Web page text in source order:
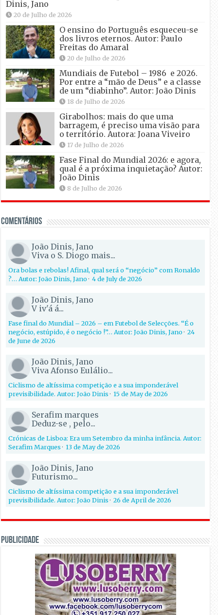
Dinis, Jano
20 de Julho de 2026
O ensino do Português esqueceu-se
dos livros eternos. Autor: Paulo
Freitas do Amaral
20 de Julho de 2026
Mundiais de Futebol – 1986 e 2026.
Por entre a “mão de Deus” e a classe
de um “diabinho”. Autor: João Dinis
18 de Julho de 2026
Girabolhos: mais do que uma
barragem, é preciso uma visão para
o território. Autora: Joana Viveiro
17 de Julho de 2026
Fase Final do Mundial 2026: e agora,
qual é a próxima inquietação? Autor:
João Dinis
8 de Julho de 2026
Comentários
João Dinis, Jano
Viva o S. Diogo mais...
Ora bolas e rebolas! Afinal, qual será o “negócio” com Ronaldo
?… Autor: João Dinis, Jano·4 de July de 2026
João Dinis, Jano
V iv'á á...
Fase final do Mundial – 2026 – em Futebol de Selecções. “É o
negócio, estúpido, é o negócio !”… Autor: João Dinis, Jano·24
de June de 2026
João Dinis, Jano
Viva Afonso Eulálio...
Ciclismo de altíssima competição e a sua imponderável
previsibilidade. Autor: João Dinis·15 de May de 2026
Serafim marques
Deduz-se , pelo...
Crónicas de Lisboa: Era um Setembro da minha infância. Autor:
Serafim Marques·13 de May de 2026
João Dinis, Jano
Futurismo...
Ciclismo de altíssima competição e a sua imponderável
previsibilidade. Autor: João Dinis·26 de April de 2026
PUBLICIDADE